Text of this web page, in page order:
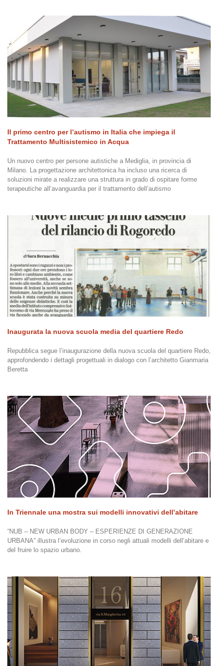
Il primo centro per l’autismo in Italia che impiega il
Trattamento Multisistemico in Acqua
Un nuovo centro per persone autistiche a Mediglia, in provincia di
Milano. La progettazione architettonica ha incluso una ricerca di
soluzioni mirate a realizzare una struttura in grado di ospitare forme
terapeutiche all’avanguardia per il trattamento dell’autismo
Inaugurata la nuova scuola media del quartiere Redo
Repubblica segue l’inaugurazione della nuova scuola del quartiere Redo,
approfondendo i dettagli progettuali in dialogo con l’architetto Gianmaria
Beretta
In Triennale una mostra sui modelli innovativi dell’abitare
“NUB – NEW URBAN BODY – ESPERIENZE DI GENERAZIONE
URBANA” illustra l’evoluzione in corso negli attuali modelli dell’abitare e
del fruire lo spazio urbano.